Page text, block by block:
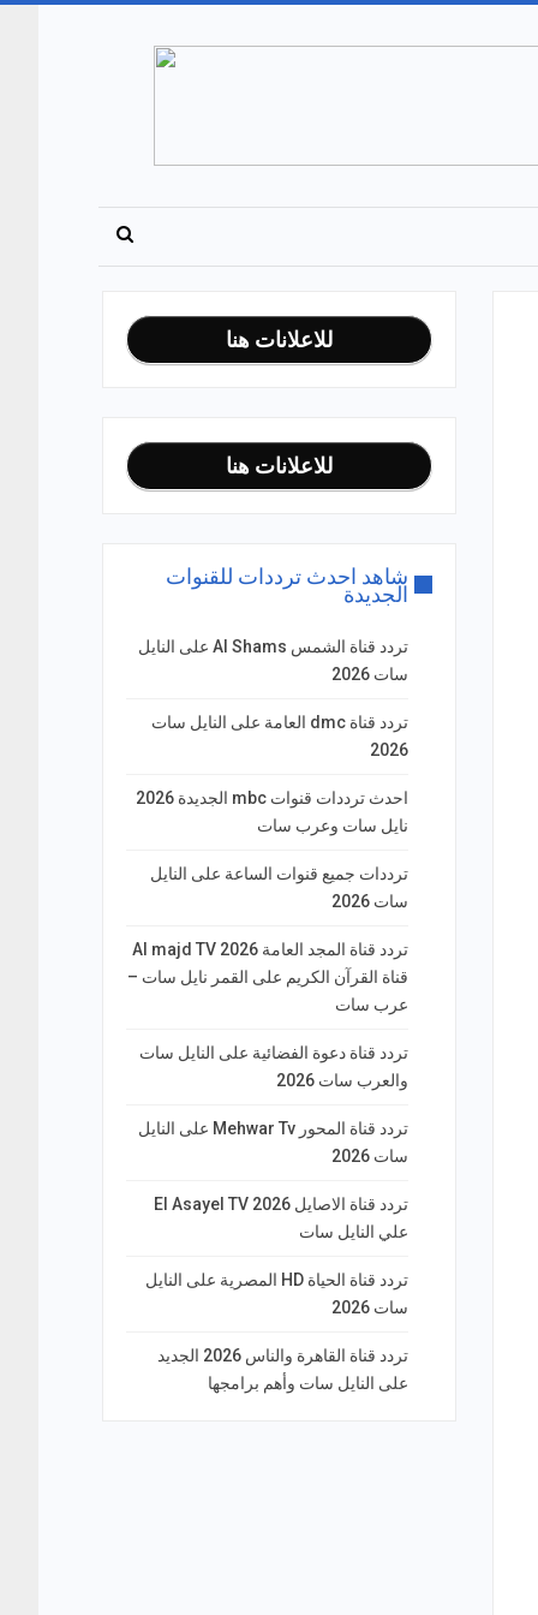
للاعلانات هنا
للاعلانات هنا
شاهد احدث ترددات للقنوات
الجديدة
تردد قناة الشمس Al Shams على النايل
سات 2026
تردد قناة dmc العامة على النايل سات
2026
احدث ترددات قنوات mbc الجديدة 2026
نايل سات وعرب سات
ترددات جميع قنوات الساعة على النايل
سات 2026
تردد قناة المجد العامة Al majd TV 2026
قناة القرآن الكريم على القمر نايل سات –
عرب سات
تردد قناة دعوة الفضائية على النايل سات
والعرب سات 2026
تردد قناة المحور Mehwar Tv على النايل
سات 2026
تردد قناة الاصايل El Asayel TV 2026
علي النايل سات
تردد قناة الحياة HD المصرية على النايل
سات 2026
تردد قناة القاهرة والناس 2026 الجديد
على النايل سات وأهم برامجها